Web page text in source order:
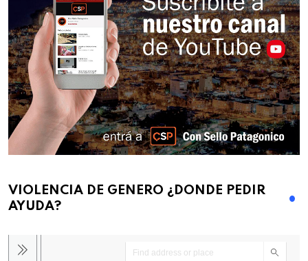
VIOLENCIA DE GENERO ¿DONDE PEDIR
AYUDA?